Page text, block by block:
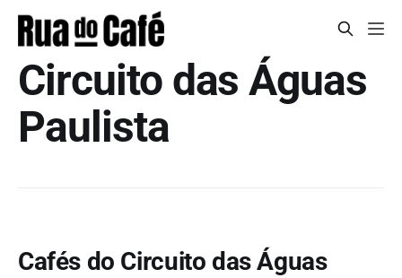
Circuito das Águas
Paulista
Cafés do Circuito das Águas